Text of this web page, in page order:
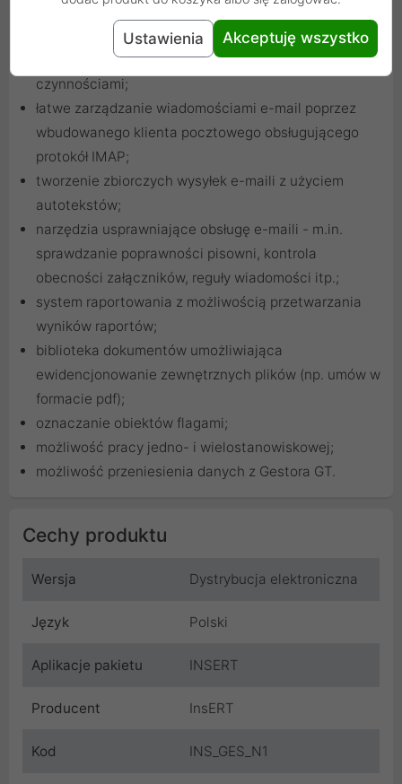
ewidencjonowanie i rezerwowanie ogólnodostępnych
zasobów firmowych (np. samochodów służbowych);
wielowidokowy kalendarz z zaplanowanymi
czynnościami;
łatwe zarządzanie wiadomościami e-mail poprzez
wbudowanego klienta pocztowego obsługującego
protokół IMAP;
tworzenie zbiorczych wysyłek e-maili z użyciem
autotekstów;
narzędzia usprawniające obsługę e-maili - m.in.
sprawdzanie poprawności pisowni, kontrola
obecności załączników, reguły wiadomości itp.;
system raportowania z możliwością przetwarzania
wyników raportów;
biblioteka dokumentów umożliwiająca
ewidencjonowanie zewnętrznych plików (np. umów w
formacie pdf);
oznaczanie obiektów flagami;
możliwość pracy jedno- i wielostanowiskowej;
możliwość przeniesienia danych z Gestora GT.
Cechy produktu
Wersja Dystrybucja elektroniczna
Język Polski
Aplikacje pakietu INSERT
Producent InsERT
Kod INS_GES_N1
Ustawienia Akceptuję wszystko